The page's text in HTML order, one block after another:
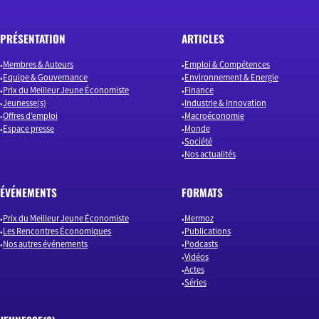
PRÉSENTATION
Membres & Auteurs
Equipe & Gouvernance
Prix du Meilleur Jeune Économiste
Jeunesse(s)
Offres d’emploi
Espace presse
ARTICLES
Emploi & Compétences
Environnement & Energie
Finance
Industrie & Innovation
Macroéconomie
Monde
Société
Nos actualités
ÉVÉNEMENTS
Prix du Meilleur Jeune Économiste
Les Rencontres Économiques
Nos autres événements
FORMATS
Mermoz
Publications
Podcasts
Vidéos
Actes
Séries